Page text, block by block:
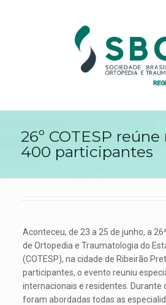
26º COTESP
400 participantes
Aconteceu, de 23 a 25 de junho, a
de Ortopedia e Traumatologia do
(COTESP), na cidade de Ribeirão
participantes, o evento reuniu
internacionais e residentes. Durante
foram abordadas todas as